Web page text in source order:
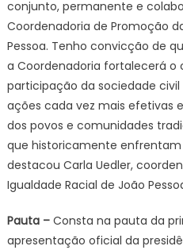
conjunto, permanente e
Coordenadoria de Promoção
Pessoa. Tenho convicção de
a Coordenadoria fortalecerá o
participação da sociedade
ações cada vez mais efetivas
dos povos e comunidades
que historicamente enfrentam
destacou Carla Uedler,
Igualdade Racial de João
Pauta – Consta na pauta da
apresentação oficial da